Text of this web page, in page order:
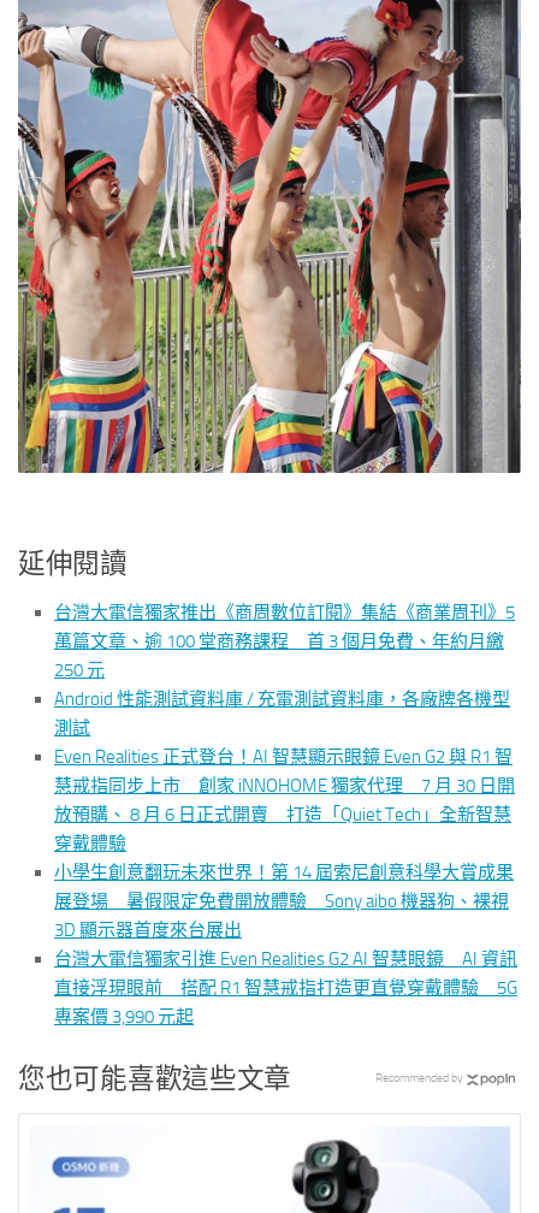
延伸閱讀
台灣大電信獨家推出《商周數位訂閱》集結《商業周刊》5
萬篇文章、逾 100 堂商務課程 首 3 個月免費、年約月繳
250 元
Android 性能測試資料庫 / 充電測試資料庫，各廠牌各機型
測試
Even Realities 正式登台！AI 智慧顯示眼鏡 Even G2 與 R1 智
慧戒指同步上市 創家 iNNOHOME 獨家代理 7 月 30 日開
放預購、 8 月 6 日正式開賣 打造「Quiet Tech」全新智慧
穿戴體驗
小學生創意翻玩未來世界！第 14 屆索尼創意科學大賞成果
展登場 暑假限定免費開放體驗 Sony aibo 機器狗、裸視
3D 顯示器首度來台展出
台灣大電信獨家引進 Even Realities G2 AI 智慧眼鏡 AI 資訊
直接浮現眼前 搭配 R1 智慧戒指打造更直覺穿戴體驗 5G
專案價 3,990 元起
您也可能喜歡這些文章 Recommended by